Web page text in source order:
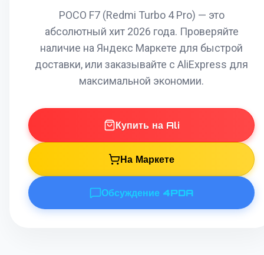
POCO F7 (Redmi Turbo 4 Pro) — это
абсолютный хит 2026 года. Проверяйте
наличие на Яндекс Маркете для быстрой
доставки, или заказывайте с AliExpress для
максимальной экономии.
Купить на Ali
На Маркете
Обсуждение 4PDA